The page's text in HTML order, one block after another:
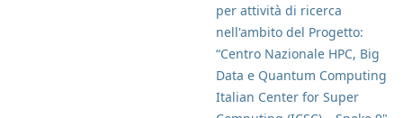
per attività di ricerca
nell'ambito del Progetto:
“Centro Nazionale HPC, Big
Data e Quantum Computing
Italian Center for Super